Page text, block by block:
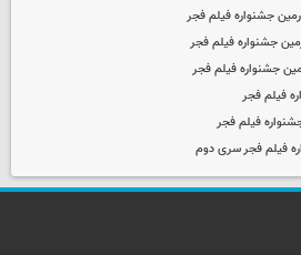
جشنواره فیلم فجر
جشنواره فیلم فجر
جشنواره فیلم فجر
فیلم فجر
فیلم فجر
فیلم فجر سری دوم